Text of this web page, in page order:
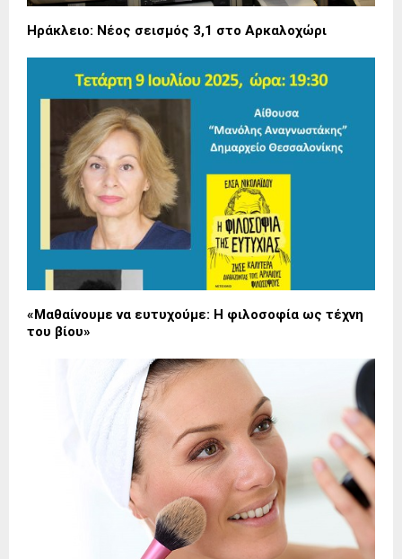
Ηράκλειο: Νέος σεισμός 3,1 στο Αρκαλοχώρι
«Μαθαίνουμε να ευτυχούμε: Η φιλοσοφία ως τέχνη
του βίου»